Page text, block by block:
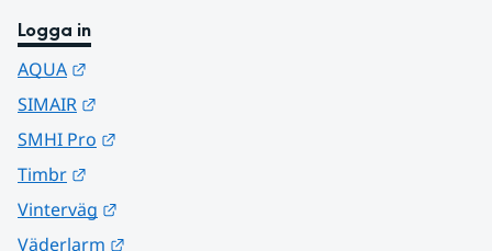
Logga in
AQUA
SIMAIR
SMHI Pro
Timbr
Vinterväg
Väderlarm